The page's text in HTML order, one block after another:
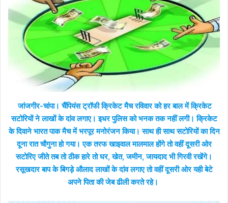
जांजगीर-चांपा। चैंपियंस ट्रॉफी क्रिकेट मैच रविवार को हर बाल में क्रिकेट
सटोरियों ने लाखों के दांव लगाए। इधर पुलिस को भनक तक नहीं लगी। क्रिकेट
के दिवाने भारत पाक मैच में भरपूर मनोरंजन किया। साथ ही साथ सटोरियों का दिन
दूना रात चौगुना हो गया। एक तरफ खाइवाल मालमाल होंगे तो वहीं दूसरी ओर
सटोरिए जीते तब तो ठीक हारे तो घर, खेत, जमीन, जायदाद भी गिरवी रखेंगे।
रसूखदार बाप के बिगड़े औलाद लाखों के दांव लगाए तो वहीं दूसरी ओर यही बेटे
अपने पिता की जेब ढीली करते रहे।